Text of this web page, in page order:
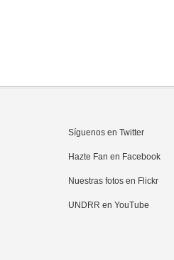
Síguenos en Twitter
Hazte Fan en Facebook
Nuestras fotos en Flickr
UNDRR en YouTube